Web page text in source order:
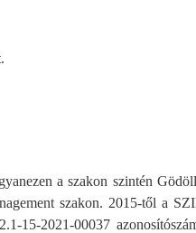
a szakon szintén
szakon. 2015-től a
15-2021-00037